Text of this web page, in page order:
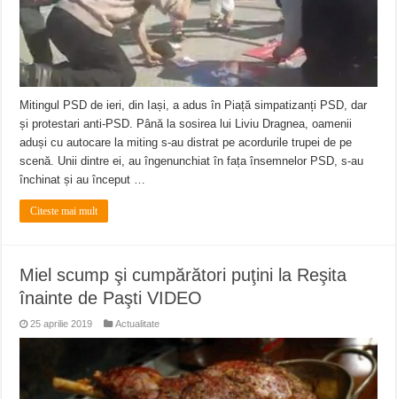
Mitingul PSD de ieri, din Iași, a adus în Piață simpatizanți PSD, dar
și protestari anti-PSD. Până la sosirea lui Liviu Dragnea, oamenii
aduși cu autocare la miting s-au distrat pe acordurile trupei de pe
scenă. Unii dintre ei, au îngenunchiat în fața însemnelor PSD, s-au
închinat și au început …
Citeste mai mult
Miel scump şi cumpărători puţini la Reşita
înainte de Paşti VIDEO
25 aprilie 2019 Actualitate